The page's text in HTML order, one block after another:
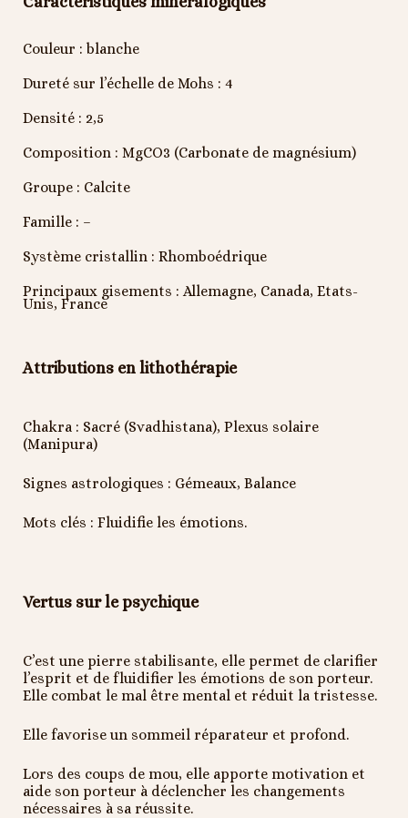
Couleur : blanche
Dureté sur l’échelle de Mohs : 4
Densité : 2,5
Composition : MgCO3 (Carbonate de magnésium)
Groupe : Calcite
Famille : –
Système cristallin : Rhomboédrique
Principaux gisements : Allemagne, Canada, Etats-
Unis, France
Attributions en lithothérapie
Chakra : Sacré (Svadhistana), Plexus solaire
(Manipura)
Signes astrologiques : Gémeaux, Balance
Mots clés : Fluidifie les émotions.
Vertus sur le psychique
C’est une pierre stabilisante, elle permet de clarifier
l’esprit et de fluidifier les émotions de son porteur.
Elle combat le mal être mental et réduit la tristesse.
Elle favorise un sommeil réparateur et profond.
Lors des coups de mou, elle apporte motivation et
aide son porteur à déclencher les changements
nécessaires à sa réussite.